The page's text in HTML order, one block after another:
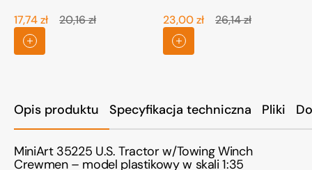
Opis produktu Specyfikacja techniczna Pliki
MiniArt 35225 U.S. Tractor w/Towing Winch
Crewmen – model plastikowy w skali 1:35
Cena
promocyjna
17,74 zł
Cena
20,16 zł
Cena
promocyjna
23,00 zł
Cena
26,14 zł